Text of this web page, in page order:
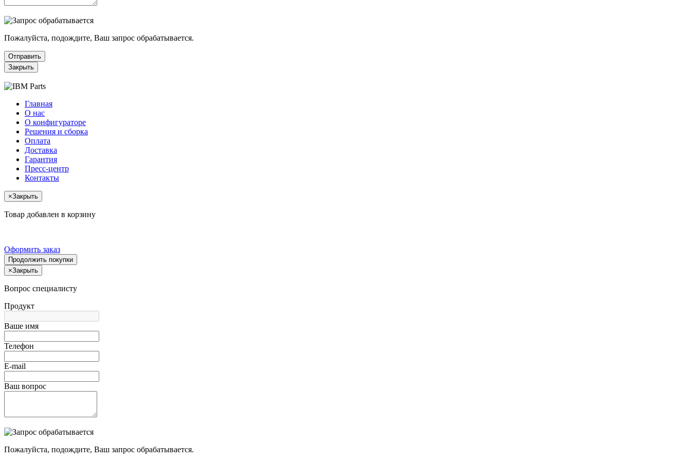
Пожалуйста, подождите, Ваш запрос обрабатывается.
Отправить
Закрыть
Главная
О нас
О конфигураторе
Решения и сборка
Оплата
Доставка
Гарантия
Пресс-центр
Контакты
×Закрыть
Товар добавлен в корзину
Оформить заказ
Продолжить покупки
×Закрыть
Вопрос специалисту
Продукт
Ваше имя
Телефон
E-mail
Ваш вопрос
Пожалуйста, подождите, Ваш запрос обрабатывается.